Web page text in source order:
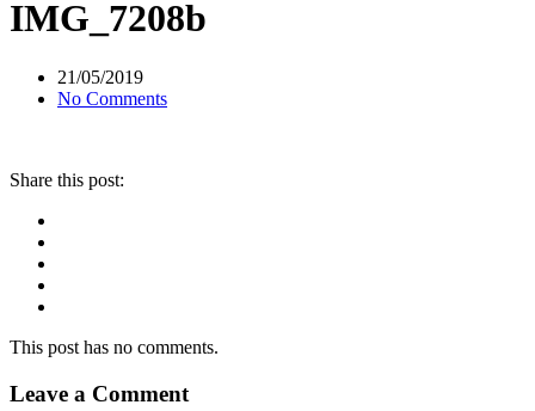
IMG_7208b
21/05/2019
No Comments
Share this post:
This post has no comments.
Leave a Comment